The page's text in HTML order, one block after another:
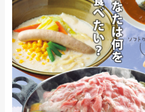
場内マップ
おすすめコース
団体プラン
採用情報